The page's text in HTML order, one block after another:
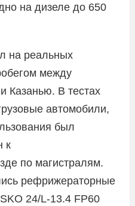
на дизеле до 650
на реальных
между
Казанью. В тестах
автомобили,
был
к
по магистралям.
рефрижераторные
24/L-13.4 FP60